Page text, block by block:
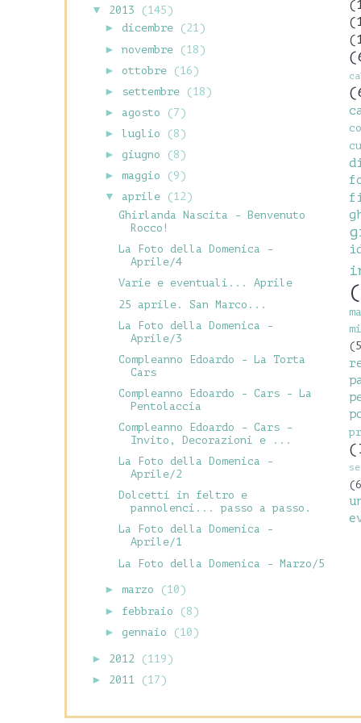
▼ 2013
(145)
► dicembre
(21)
►novembre
(18)
► ottobre
(16)
►
settembre
(18)
► agosto
(7)
►luglio
(8)
► giugno
(8)
► maggio
(9)
▼ aprile
(12)
Ghirlanda Nascita - Benvenuto
Rocco!
La Foto della Domenica -
Aprile/4
Varie e eventuali... Aprile
25 aprile. San Marco...
La Foto della Domenica -
Aprile/3
Compleanno Edoardo - La Torta
Cars
Compleanno Edoardo - Cars - La
Pentolaccia
Compleanno Edoardo - Cars -
Invito, Decorazioni e ...
La Foto della Domenica -
Aprile/2
Dolcetti in feltro e
pannolenci... passo a passo.
La Foto della Domenica -
Aprile/1
La Foto della Domenica - Marzo/5
► marzo
(10)
► febbraio
(8)
► gennaio (10)
► 2012
(119)
►
2011 (17)